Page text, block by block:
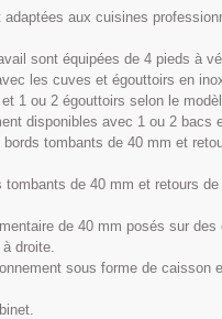
aux cuisines
sont équipées de 4 pieds à
les cuves et égouttoirs en
1 ou 2 égouttoirs selon le
disponibles avec 1 ou 2 bacs
tombants de 40 mm et
de 40 mm et retours
de 40 mm posés sur
droite.
sous forme de caisson